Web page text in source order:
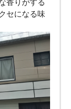
香りがする
セになる味